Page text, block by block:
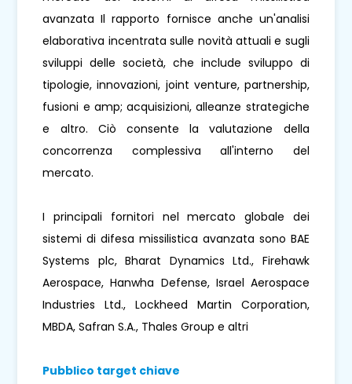
avanzata Il rapporto fornisce anche un'analisi
elaborativa incentrata sulle novità attuali e sugli
sviluppi delle società, che include sviluppo di
tipologie, innovazioni, joint venture, partnership,
fusioni e amp; acquisizioni, alleanze strategiche
e altro. Ciò consente la valutazione della
concorrenza complessiva all'interno del
mercato.
I principali fornitori nel mercato globale dei
sistemi di difesa missilistica avanzata sono BAE
Systems plc, Bharat Dynamics Ltd., Firehawk
Aerospace, Hanwha Defense, Israel Aerospace
Industries Ltd., Lockheed Martin Corporation,
MBDA, Safran S.A., Thales Group e altri
Pubblico target chiave